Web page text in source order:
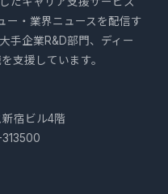
ー・業界ニュースを配信す
手企業R&D部門、ディー
支援しています。
宿ビル4階